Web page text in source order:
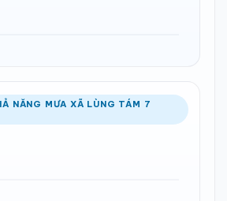
NĂNG MƯA XÃ LÙNG TÁM 7